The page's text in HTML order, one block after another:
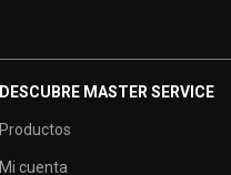
DESCUBRE MASTER SERVICE
Productos
Mi cuenta